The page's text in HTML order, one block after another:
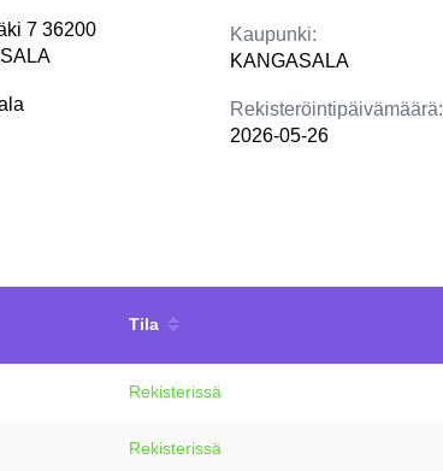
7 36200
Kaupunki:
KANGASALA
Rekisteröintipäivämäärä:
2026-05-26
Tila
Rekisterissä
Rekisterissä